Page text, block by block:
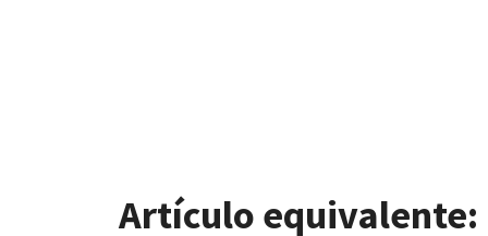
Artículo equivalente: